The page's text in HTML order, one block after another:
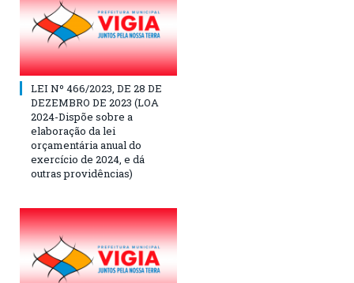
LEI Nº 466/2023, DE 28 DE
DEZEMBRO DE 2023 (LOA
2024-Dispõe sobre a
elaboração da lei
orçamentária anual do
exercício de 2024, e dá
outras providências)